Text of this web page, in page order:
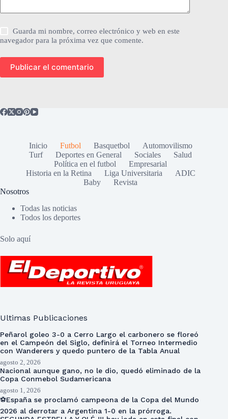
Guarda mi nombre, correo electrónico y web en este
navegador para la próxima vez que comente.
Publicar el comentario
Inicio Futbol Basquetbol
Automovilismo
Turf
Deportes en General Sociales
Salud
Política en el futbol
Empresarial
Historia en la Retina
Liga Universitaria
ADIC
Baby
Revista
Nosotros
Todas las noticias
Todos los deportes
Solo aquí
Ultimas Publicaciones
Peñarol goleo 3-0 a Cerro Largo el carbonero se floreó
en el Campeón del Siglo, definirá el Torneo Intermedio
con Wanderers y quedo puntero de la Tabla Anual
agosto 2, 2026
Nacional aunque gano, no le dio, quedó eliminado de la
Copa Conmebol Sudamericana
agosto 1, 2026
⚽España se proclamó campeona de la Copa del Mundo
2026 al derrotar a Argentina 1-0 en la prórroga.